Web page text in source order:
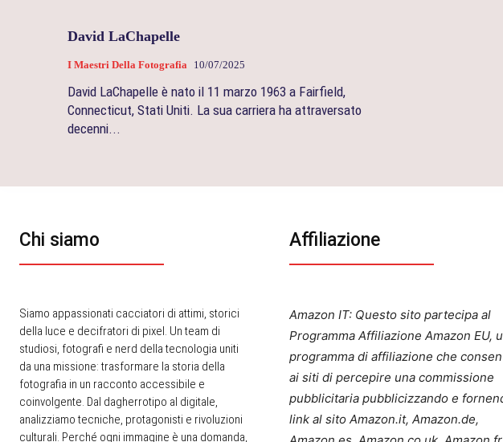
David LaChapelle
I Maestri Della Fotografia 10/07/2025
David LaChapelle è nato il 11 marzo 1963 a Fairfield,
Connecticut, Stati Uniti. La sua carriera ha attraversato
decenni...
Chi siamo
Siamo appassionati cacciatori di attimi, storici
della luce e decifratori di pixel. Un team di
studiosi, fotografi e nerd della tecnologia uniti
da una missione: trasformare la storia della
fotografia in un racconto accessibile e
coinvolgente. Dal dagherrotipo al digitale,
analizziamo tecniche, protagonisti e rivoluzioni
culturali. Perché ogni immagine è una domanda,
Affiliazione
Amazon IT: Questo sito partecipa al
Programma Affiliazione Amazon EU,
programma di affiliazione che
ai siti di percepire una commissione
pubblicitaria pubblicizzando e
link al sito Amazon.it, Amazon.de,